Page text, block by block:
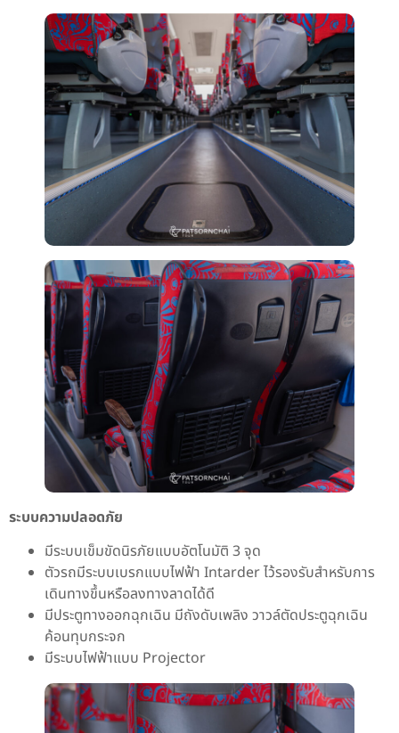
ระบบความปลอดภัย
มีระบบเข็มขัดนิรภัยแบบอัตโนมัติ 3 จุด
ตัวรถมีระบบเบรกแบบไฟฟ้า Intarder ไว้รองรับสำหรับการ
เดินทางขึ้นหรือลงทางลาดได้ดี
มีประตูทางออกฉุกเฉิน มีถังดับเพลิง วาวล์ตัดประตูฉุกเฉิน
ค้อนทุบกระจก
มีระบบไฟฟ้าแบบ Projector